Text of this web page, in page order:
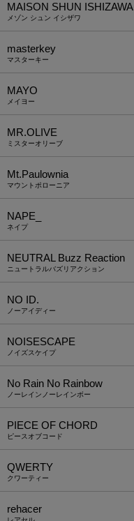
MAISON SHUN ISHIZAWA
メゾン シュン イシザワ
masterkey
マスターキー
MAYO
メイヨー
MR.OLIVE
ミスターオリーブ
Mt.Paulownia
マウントポローニア
NAPE_
ネイプ
NEUTRAL Buzz Reaction
ニュートラルバズリアクション
NO ID.
ノーアイディー
NOISESCAPE
ノイズスケイプ
No Rain No Rainbow
ノーレインノーレインボー
PIECE OF CHORD
ピースオブコード
QWERTY
クワーティー
rehacer